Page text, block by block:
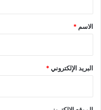
*
الاسم *
البريد الإلكتروني*